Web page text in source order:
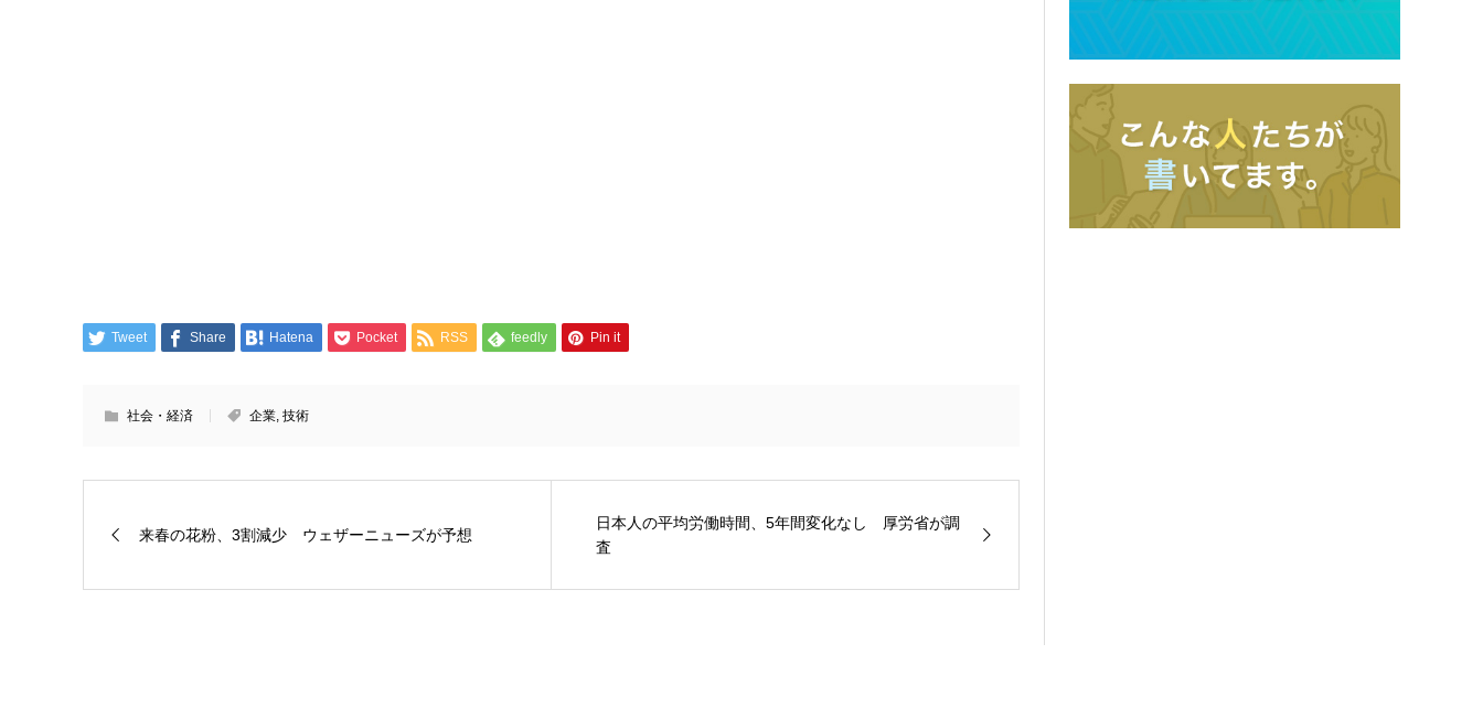
Tweet Share Hatena Pocket RSS feedly Pin it
社会・経済 企業, 技術
来春の花粉、3割減少 ウェザーニューズが予想
日本人の平均労働時間、5年間変化なし 厚労省が調
査